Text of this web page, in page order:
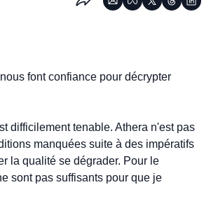
font confiance pour décrypter
difficilement tenable. Athera n'est pas
manquées suite à des impératifs
la qualité se dégrader. Pour le
sont pas suffisants pour que je